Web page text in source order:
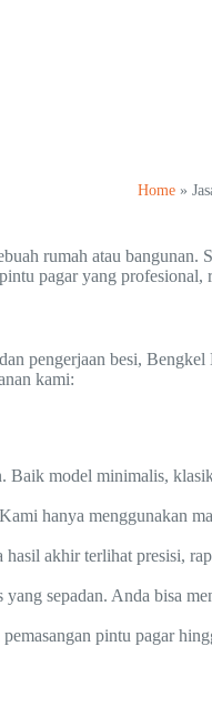
Home »
rumah atau
pagar yang profesional,
pengerjaan besi,
kami:
model minimalis,
hanya menggunakan
akhir terlihat presisi,
sepadan. Anda bisa
pintu pagar